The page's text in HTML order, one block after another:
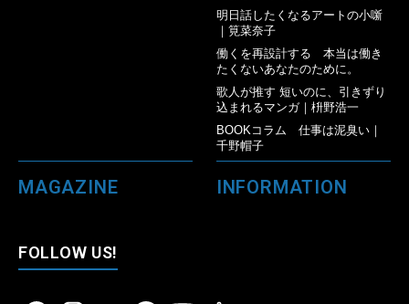
明日話したくなるアートの小噺
｜筧菜奈子
働くを再設計する 本当は働き
たくないあなたのために。
歌人が推す 短いのに、引きずり
込まれるマンガ｜枡野浩一
BOOKコラム 仕事は泥臭い｜
千野帽子
MAGAZINE INFORMATION
FOLLOW US!